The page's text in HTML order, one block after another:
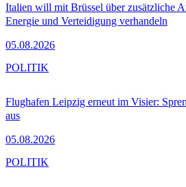
Italien will mit Brüssel über zusätzliche
Energie und Verteidigung verhandeln
05.08.2026
Flughafen Leipzig erneut im Visier:
aus
05.08.2026
POLITIK
POLITIK